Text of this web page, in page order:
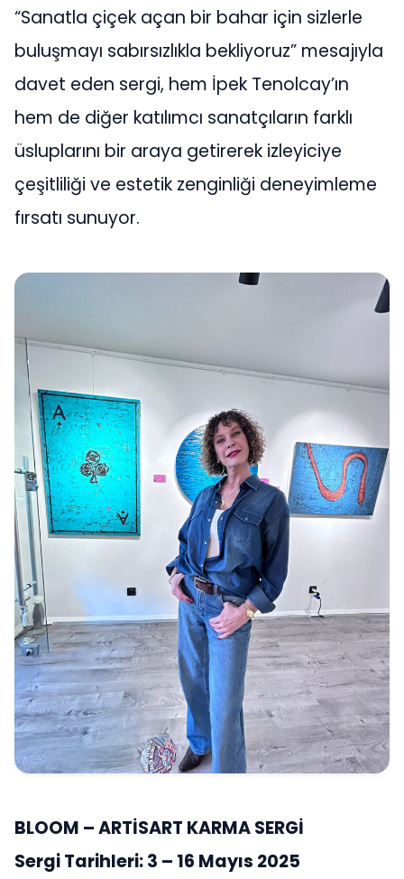
“Sanatla çiçek açan bir bahar için sizlerle
buluşmayı sabırsızlıkla bekliyoruz” mesajıyla
davet eden sergi, hem İpek Tenolcay’ın
hem de diğer katılımcı sanatçıların farklı
üsluplarını bir araya getirerek izleyiciye
çeşitliliği ve estetik zenginliği deneyimleme
fırsatı sunuyor.
BLOOM – ARTİSART KARMA SERGİ
Sergi Tarihleri: 3 – 16 Mayıs 2025